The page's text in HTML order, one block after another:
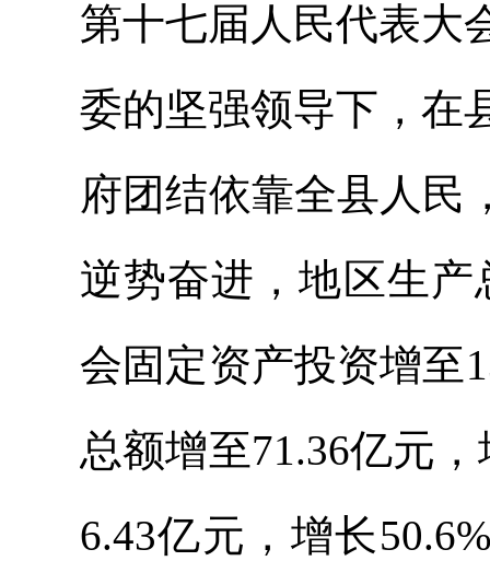
第十七届人民代表大
委的坚强领导下，在
府团结依靠全县人民
逆势奋进，地区生产
会固定资产投资增至
总额增至71.36亿元
6.43亿元，增长